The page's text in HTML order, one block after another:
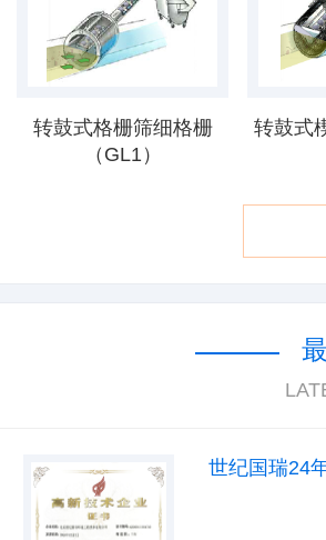
转鼓式格栅筛细格栅
（GL1）
转鼓式
世纪国瑞24